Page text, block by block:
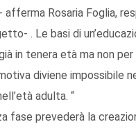
Rosaria Foglia,
. Le basi di
in tenera età ma non
diviene impossibile
adulta. “
fase prevederà la